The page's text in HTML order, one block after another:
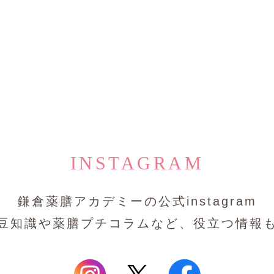
INSTAGRAM
鎌倉薬膳アカデミーの公式instagram
知識や薬膳プチコラムなど、役立つ情報